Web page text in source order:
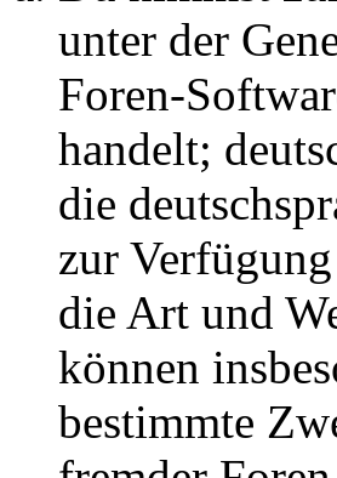
unter der
Foren-
handelt;
die
zur
die Art und
können
bestimmte